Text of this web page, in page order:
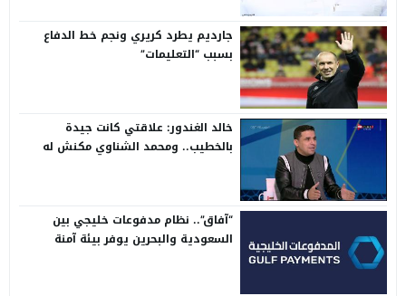
جارديم يطرد كريري ونجم خط الدفاع
بسبب “التعليمات”
خالد الغندور: علاقتي كانت جيدة
بالخطيب.. ومحمد الشناوي مكنش له
“آفاق”.. نظام مدفوعات خليجي بين
السعودية والبحرين يوفر بيئة آمنة